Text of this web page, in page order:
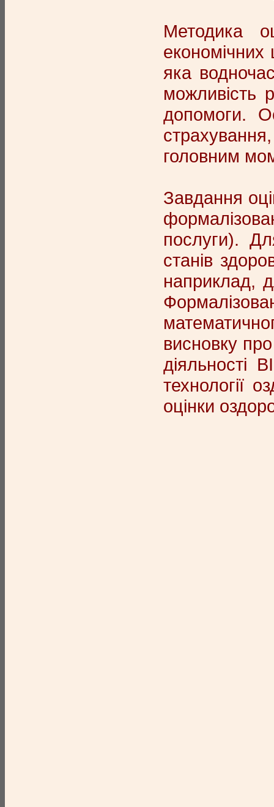
Методика
економічних
яка
можливість
допомоги.
головним
Завдання
послуги).
станів
наприклад,
висновку
діяльності
технології
оцінки